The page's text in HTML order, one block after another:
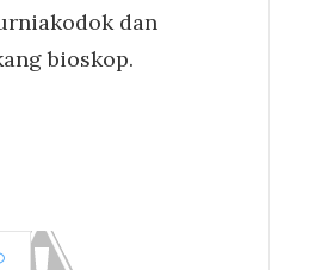
dan
bioskop.